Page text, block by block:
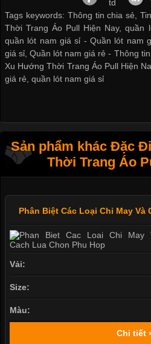
Tags keywords: Thông tin chia sẻ,
Thời Trang Áo Pull Hiện Nay, quần
quần lót nam giá sỉ -Quần lót nam
giá sỉ ,Quần lót nam giá rẻ - Thông
Xu Hướng Thời Trang Áo Pull Hiện
giá rẻ ,quần lót nam giá sỉ
Sản phẩm khác Đặc
Thời Trang Áo
Phân Biệt Các Loại Chỉ May Và
Vải:
Size:
Màu:
Chi tiết